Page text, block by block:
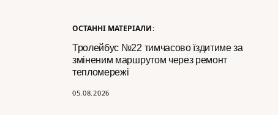
ОСТАННІ МАТЕРІАЛИ:
Тролейбус №22 тимчасово їздитиме за
зміненим маршрутом через ремонт
тепломережі
05.08.2026